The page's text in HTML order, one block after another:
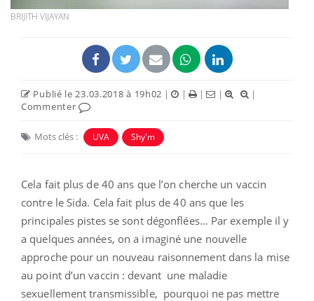
BRIJITH VIJAYAN
Publié le 23.03.2018 à 19h02 | | | |
|
Commenter
Mots clés : UVA Shy'm
Cela fait plus de 40 ans que l’on cherche un vaccin
contre le Sida. Cela fait plus de 40 ans que les
principales pistes se sont dégonflées… Par exemple il y
a quelques années, on a imaginé une nouvelle
approche pour un nouveau raisonnement dans la mise
au point d’un vaccin : devant une maladie
sexuellement transmissible, pourquoi ne pas mettre